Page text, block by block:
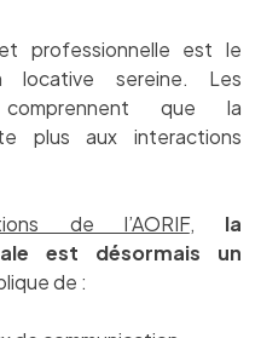
professionnelle est le
locative sereine. Les
comprennent que la
plus aux interactions
de l’AORIF, la
est désormais un
de :